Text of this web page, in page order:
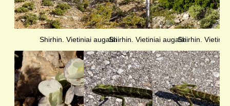
Shirhin. Vietiniai augalaiShirhin. Vietiniai augalaiShirhin.